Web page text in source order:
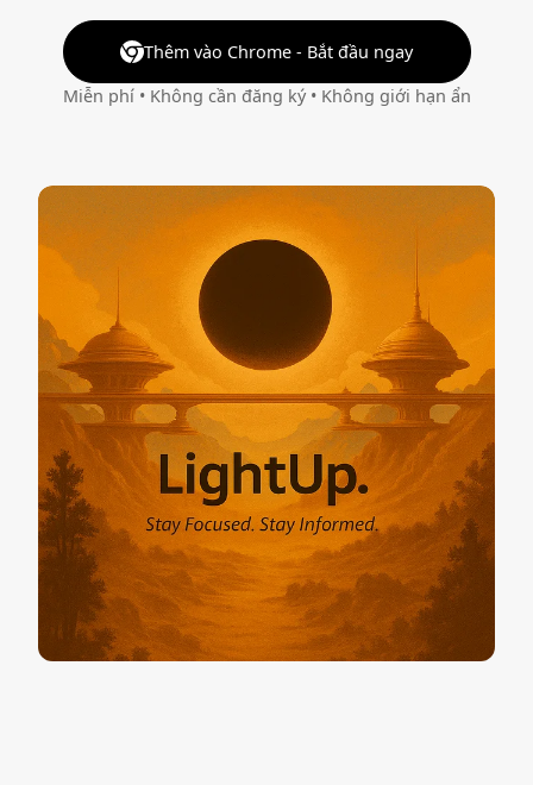
Thêm vào Chrome - Bắt đầu ngay
Miễn phí • Không cần đăng ký • Không giới hạn ẩn